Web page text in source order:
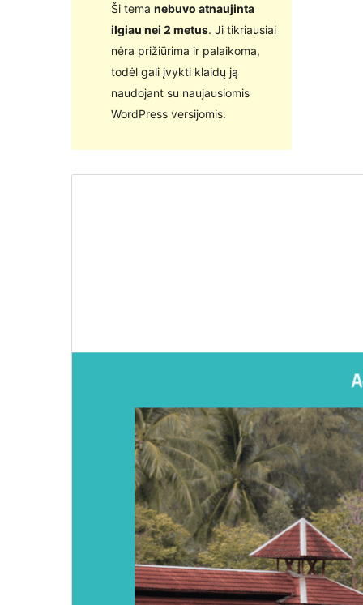
Ši tema nebuvo atnaujinta
ilgiau nei 2 metus. Ji tikriausiai
nėra prižiūrima ir palaikoma,
todėl gali įvykti klaidų ją
naudojant su naujausiomis
WordPress versijomis.